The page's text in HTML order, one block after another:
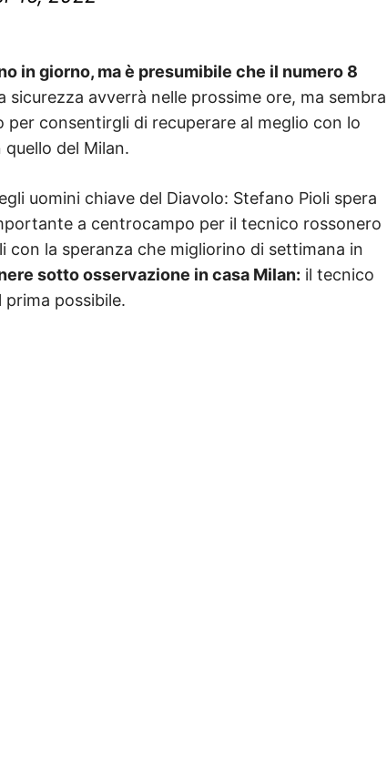
in giorno, ma è presumibile che il numero 8
sicurezza avverrà nelle prossime ore, ma sembra
consentirgli di recuperare al meglio con lo
del Milan.
uomini chiave del Diavolo: Stefano Pioli spera
a centrocampo per il tecnico rossonero
la speranza che migliorino di settimana in
sotto osservazione in casa Milan:
il tecnico
possibile.